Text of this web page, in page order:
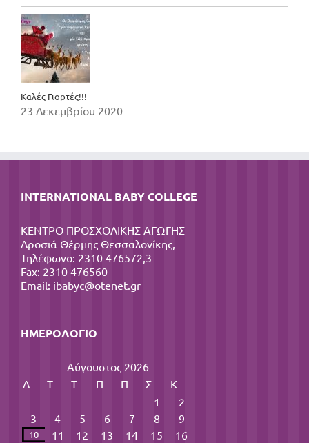
Καλές Γιορτές!!!
23 Δεκεμβρίου 2020
INTERNATIONAL BABY COLLEGE
ΚΕΝΤΡΟ ΠΡΟΣΧΟΛΙΚΗΣ ΑΓΩΓΗΣ
Δροσιά Θέρμης Θεσσαλονίκης,
Τηλέφωνο: 2310 476572,3
Fax: 2310 476560
Email: ibabyc@otenet.gr
ΗΜΕΡΟΛΌΓΙΟ
Αύγουστος 2026
Δ
Τ Τ Π Π Σ
Κ
1
2
3
4 5 6 7 8 9
10 11 12 13 14 15
16